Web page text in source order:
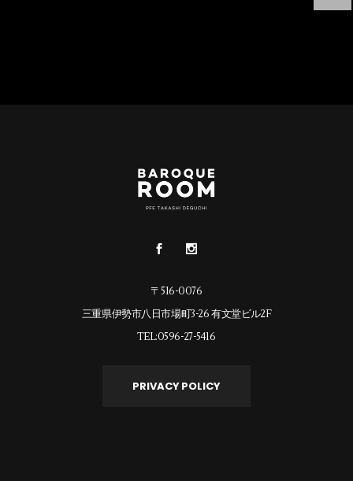
〒516-0076
三重県伊勢市八日市場町3-26 有文堂ビル2F
TEL:0596-27-5416
PRIVACY POLICY